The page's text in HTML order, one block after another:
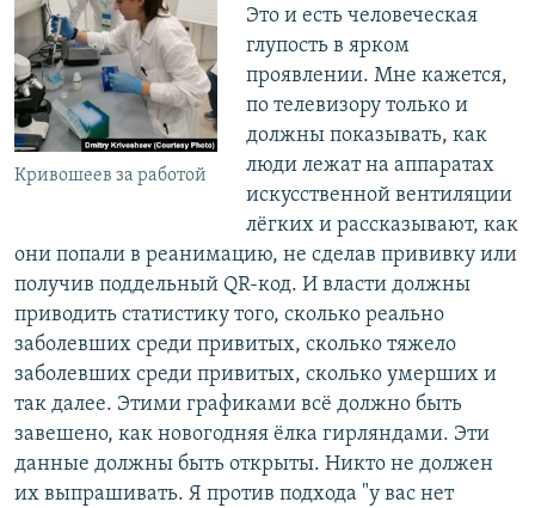
Кривошеев за работой
Это и есть человеческая
глупость в ярком
проявлении. Мне кажется,
по телевизору только и
должны показывать, как
люди лежат на аппаратах
искусственной вентиляции
лёгких и рассказывают, как
они попали в реанимацию, не сделав прививку или
получив поддельный QR-код. И власти должны
приводить статистику того, сколько реально
заболевших среди привитых, сколько тяжело
заболевших среди привитых, сколько умерших и
так далее. Этими графиками всё должно быть
завешено, как новогодняя ёлка гирляндами. Эти
данные должны быть открыты. Никто не должен
их выпрашивать. Я против подхода "у вас нет